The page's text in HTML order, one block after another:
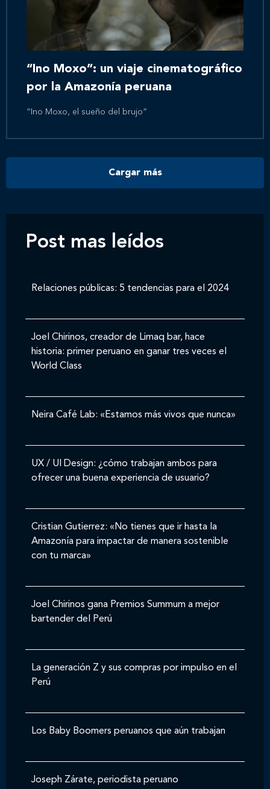
Inicio
Nosotros
Novedades
Contáctanos
“Ino Moxo”: un viaje cinematográfico
por la Amazonía peruana
“Ino Moxo, el sueño del brujo”
Cargar más
Post mas leídos
Relaciones públicas: 5 tendencias para el 2024
Joel Chirinos, creador de Limaq bar, hace
historia: primer peruano en ganar tres veces el
World Class
Neira Café Lab: «Estamos más vivos que nunca»
UX / UI Design: ¿cómo trabajan ambos para
ofrecer una buena experiencia de usuario?
Cristian Gutierrez: «No tienes que ir hasta la
Amazonía para impactar de manera sostenible
con tu marca»
Joel Chirinos gana Premios Summum a mejor
bartender del Perú
La generación Z y sus compras por impulso en el
Perú
Los Baby Boomers peruanos que aún trabajan
Joseph Zárate, periodista peruano